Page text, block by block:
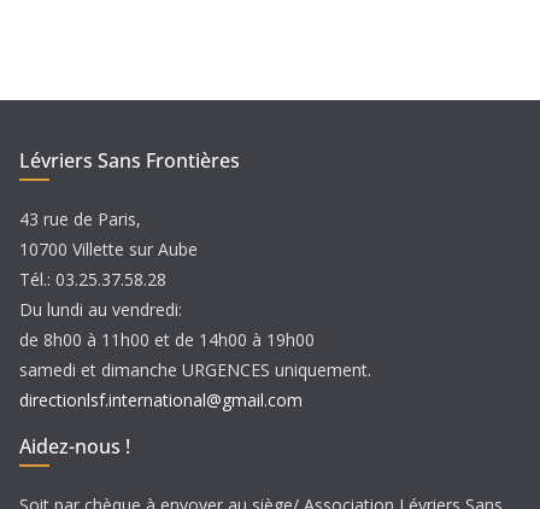
e
s
Lévriers Sans Frontières
43 rue de Paris,
10700 Villette sur Aube
Tél.: 03.25.37.58.28
Du lundi au vendredi:
de 8h00 à 11h00 et de 14h00 à 19h00
samedi et dimanche URGENCES uniquement.
directionlsf.international@gmail.com
Aidez-nous !